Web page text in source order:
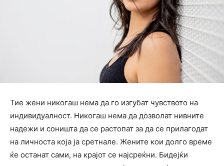
Тие жени никогаш нема да го изгубат чувството на
индивидуалност. Никогаш нема да дозволат нивните
надежи и соништа да се растопат за да се прилагодат
на личноста која ја сретнале. Жените кои долго време
ќе останат сами, на крајот се најсреќни. Бидејќи